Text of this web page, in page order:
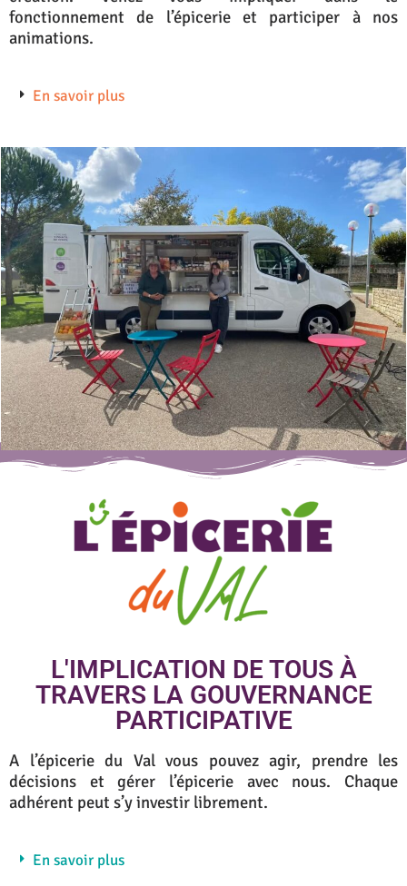
fonctionnement de l’épicerie et participer à nos
animations.
En savoir plus
L'IMPLICATION DE TOUS À
TRAVERS LA GOUVERNANCE
PARTICIPATIVE
A l’épicerie du Val vous pouvez agir, prendre les
décisions et gérer l’épicerie avec nous. Chaque
adhérent peut s’y investir librement.
En savoir plus